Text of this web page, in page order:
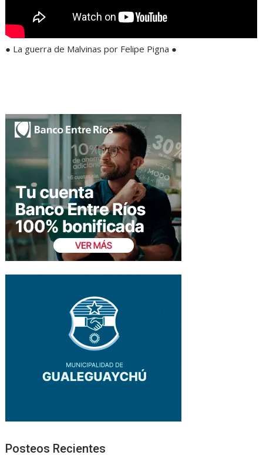
● La guerra de Malvinas por Felipe Pigna ●
Posteos Recientes